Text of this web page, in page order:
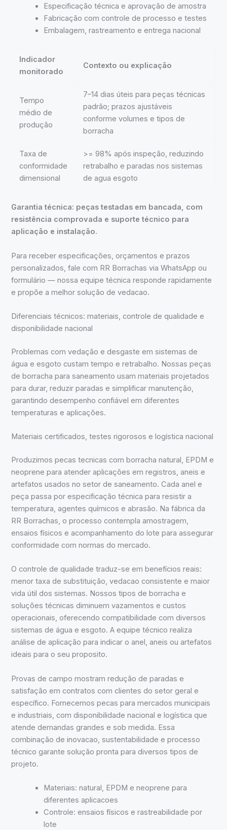
Especificação técnica e aprovação de amostra
Fabricação com controle de processo e testes
Embalagem, rastreamento e entrega nacional
Indicador
monitorado
Contexto ou explicação
Tempo
médio de
produção
7–14 dias úteis para peças técnicas
padrão; prazos ajustáveis
conforme volumes e tipos de
borracha
Taxa de
conformidade
dimensional
>= 98% após inspeção, reduzindo
retrabalho e paradas nos sistemas
de agua esgoto
Garantia técnica: peças testadas em bancada, com
resistência comprovada e suporte técnico para
aplicação e instalação.
Para receber especificações, orçamentos e prazos
personalizados, fale com RR Borrachas via WhatsApp ou
formulário — nossa equipe técnica responde rapidamente
e propõe a melhor solução de vedacao.
Diferenciais técnicos: materiais, controle de qualidade e
disponibilidade nacional
Problemas com vedação e desgaste em sistemas de
água e esgoto custam tempo e retrabalho. Nossas peças
de borracha para saneamento usam materiais projetados
para durar, reduzir paradas e simplificar manutenção,
garantindo desempenho confiável em diferentes
temperaturas e aplicações.
Materiais certificados, testes rigorosos e logística nacional
Produzimos pecas tecnicas com borracha natural, EPDM e
neoprene para atender aplicações em registros, aneis e
artefatos usados no setor de saneamento. Cada anel e
peça passa por especificação técnica para resistir a
temperatura, agentes químicos e abrasão. Na fábrica da
RR Borrachas, o processo contempla amostragem,
ensaios físicos e acompanhamento do lote para assegurar
conformidade com normas do mercado.
O controle de qualidade traduz-se em benefícios reais:
menor taxa de substituição, vedacao consistente e maior
vida útil dos sistemas. Nossos tipos de borracha e
soluções técnicas diminuem vazamentos e custos
operacionais, oferecendo compatibilidade com diversos
sistemas de água e esgoto. A equipe técnico realiza
análise de aplicação para indicar o anel, aneis ou artefatos
ideais para o seu proposito.
Provas de campo mostram redução de paradas e
satisfação em contratos com clientes do setor geral e
específico. Fornecemos pecas para mercados municipais
e industriais, com disponibilidade nacional e logística que
atende demandas grandes e sob medida. Essa
combinação de inovacao, sustentabilidade e processo
técnico garante solução pronta para diversos tipos de
projeto.
Materiais: natural, EPDM e neoprene para
diferentes aplicacoes
Controle: ensaios físicos e rastreabilidade por
lote